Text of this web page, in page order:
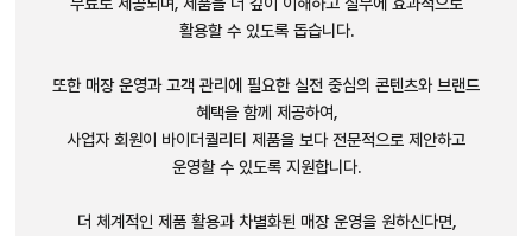
활용할 수 있도록 돕습니다.
또한 매장 운영과 고객 관리에 필요한 실전 중심의 콘텐츠와 브랜드
혜택을 함께 제공하여,
사업자 회원이 바이더퀄리티 제품을 보다 전문적으로 제안하고
운영할 수 있도록 지원합니다.
더 체계적인 제품 활용과 차별화된 매장 운영을 원하신다면,